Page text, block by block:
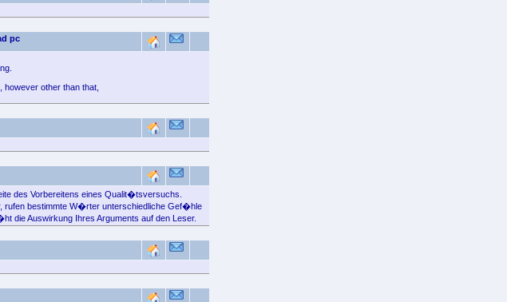
pc
however other than that,
des Vorbereitens eines Qualit�tsversuchs.
rufen bestimmte W�rter unterschiedliche Gef�hle
die Auswirkung Ihres Arguments auf den Leser.